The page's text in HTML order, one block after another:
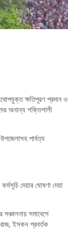
ক্ষতিপূরণ প্রদান ও
অনান্য শক্তিশালী
পার্বত্য
দেয়ার ঘোষণা দেয়া
সঞ্চালনায় সমাবেশে
ইসকন প্রবর্তক